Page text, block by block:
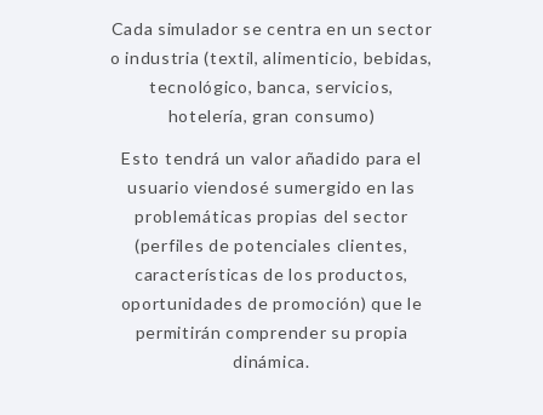
Cada simulador se centra en un sector
o industria (textil, alimenticio, bebidas,
tecnológico, banca, servicios,
hotelería, gran consumo)
Esto tendrá un valor añadido para el
usuario viendosé sumergido en las
problemáticas propias del sector
(perfiles de potenciales clientes,
características de los productos,
oportunidades de promoción) que le
permitirán comprender su propia
dinámica.